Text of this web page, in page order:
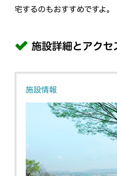
宅するのもおすすめですよ。
施設詳細とアクセ
施設情報